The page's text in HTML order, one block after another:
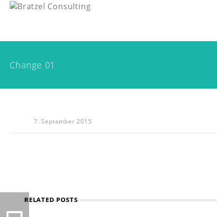
Change 01
7. September 2015
RELATED POSTS